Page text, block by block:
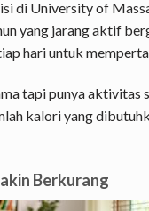
di University of
yang jarang aktif
hari untuk
tapi punya
kalori yang
Berkurang